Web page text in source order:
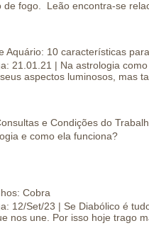
de fogo. Leão encontra-se
Aquário: 10 características
21.01.21 | Na astrologia
aspectos luminosos, mas
e Condições do
e como ela funciona?
Cobra
12/Set/23 | Se Diabólico é
nos une. Por isso hoje trago